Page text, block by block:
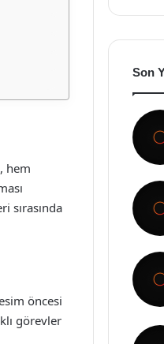
hem
sırasında
öncesi
görevler
Son